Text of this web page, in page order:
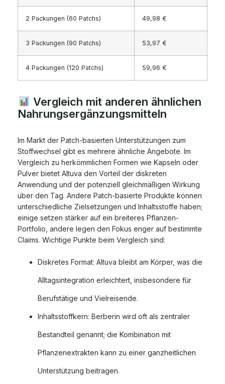
2 Packungen (60 Patchs) 49,98 €
3 Packungen (90 Patchs) 53,97 €
4 Packungen (120 Patchs) 59,96 €
Vergleich mit anderen ähnlichen
Nahrungsergänzungsmitteln
Im Markt der Patch-basierten Unterstützungen zum
Stoffwechsel gibt es mehrere ähnliche Angebote. Im
Vergleich zu herkömmlichen Formen wie Kapseln oder
Pulver bietet Altuva den Vorteil der diskreten
Anwendung und der potenziell gleichmäßigen Wirkung
über den Tag. Andere Patch-basierte Produkte können
unterschiedliche Zielsetzungen und Inhaltsstoffe haben;
einige setzen stärker auf ein breiteres Pflanzen-
Portfolio, andere legen den Fokus enger auf bestimmte
Claims. Wichtige Punkte beim Vergleich sind:
Diskretes Format: Altuva bleibt am Körper, was die
Alltagsintegration erleichtert, insbesondere für
Berufstätige und Vielreisende.
Inhaltsstoffkern: Berberin wird oft als zentraler
Bestandteil genannt; die Kombination mit
Pflanzenextrakten kann zu einer ganzheitlichen
Unterstützung beitragen.